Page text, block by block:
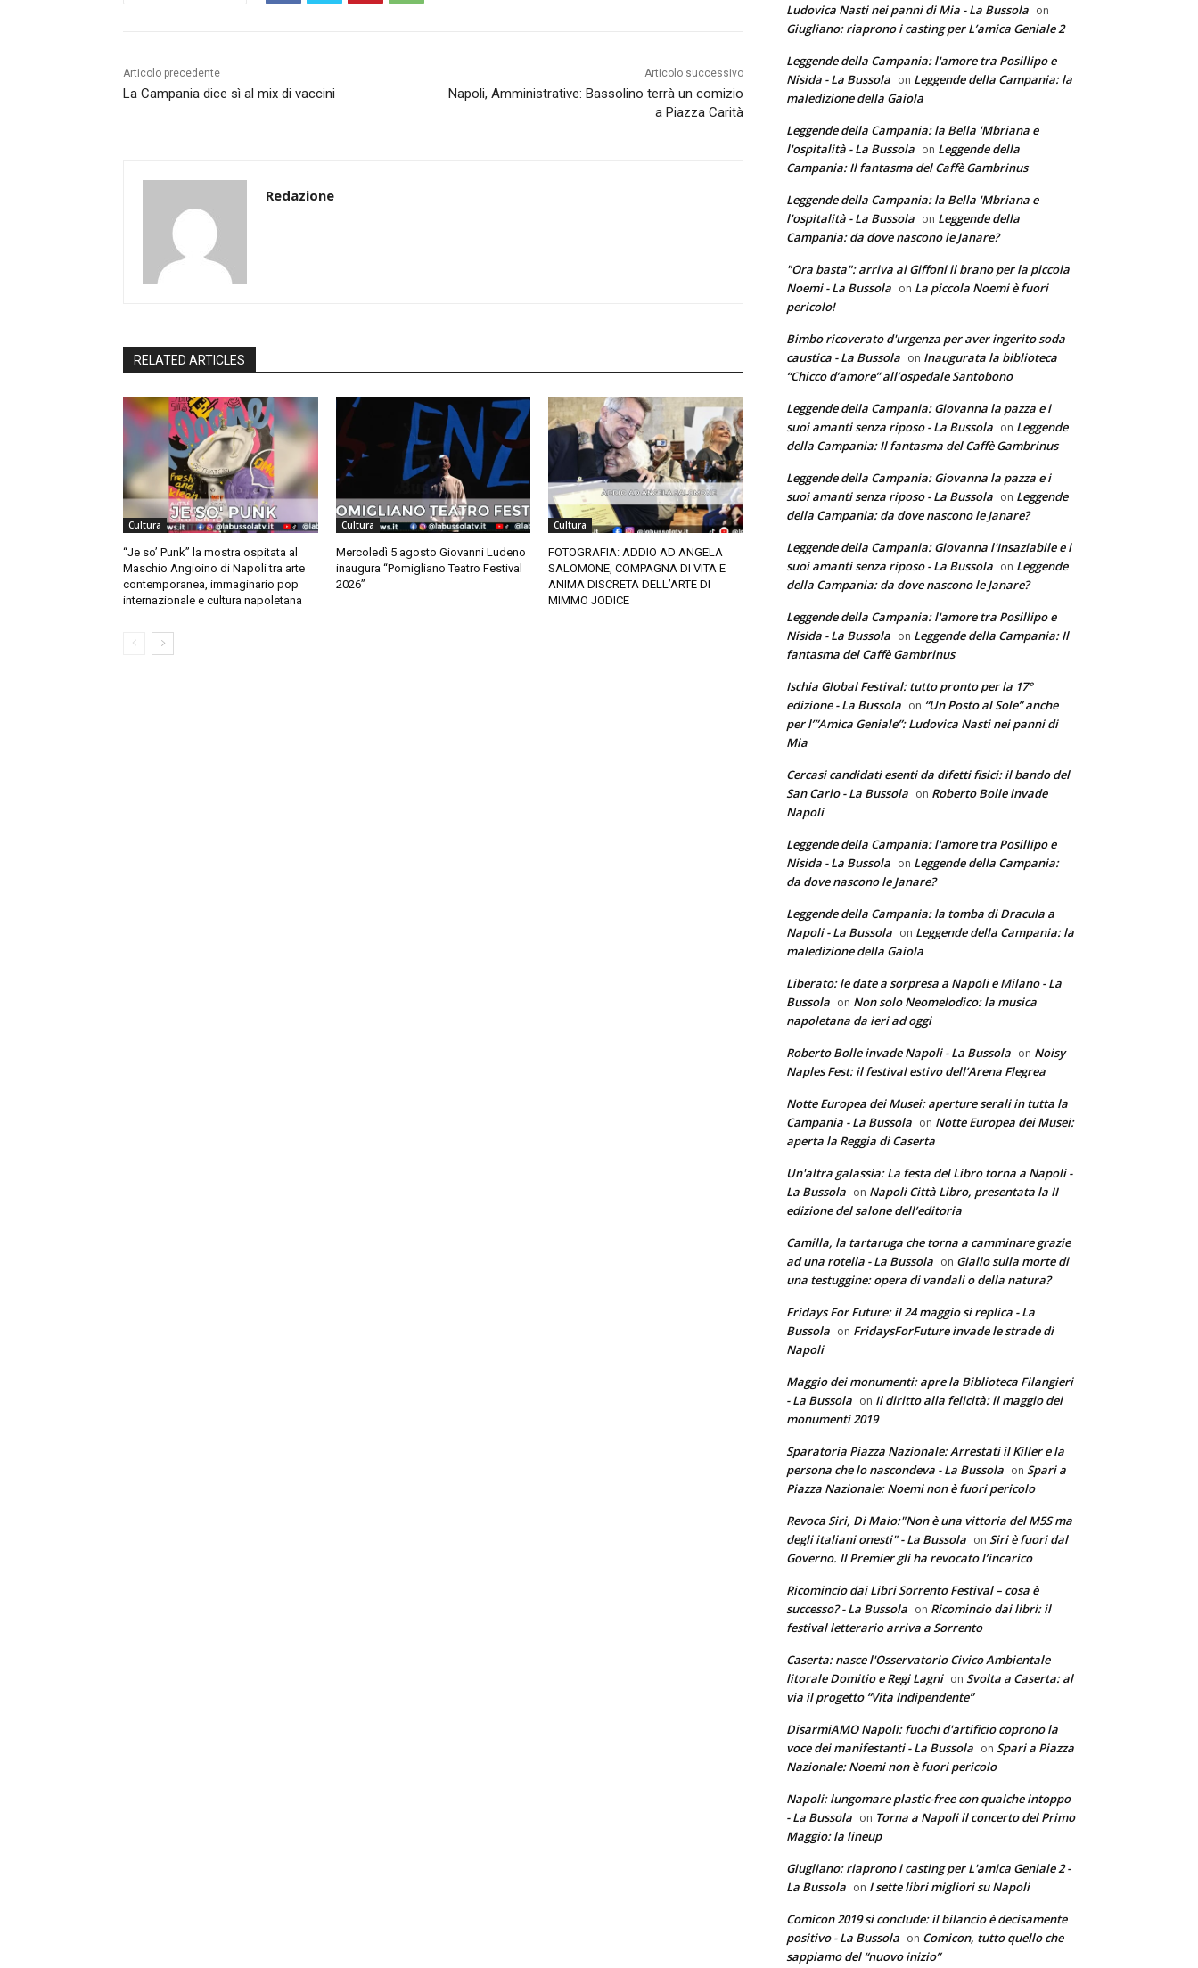
Articolo precedente
La Campania dice sì al mix di vaccini
Articolo successivo
Napoli, Amministrative: Bassolino terrà un comizio
a Piazza Carità
Redazione
RELATED ARTICLES
Cultura
“Je so’ Punk” la mostra ospitata al
Maschio Angioino di Napoli tra arte
contemporanea, immaginario pop
internazionale e cultura napoletana
Cultura
Mercoledì 5 agosto Giovanni Ludeno
inaugura “Pomigliano Teatro Festival
2026”
Cultura
FOTOGRAFIA: ADDIO AD ANGELA
SALOMONE, COMPAGNA DI VITA E
ANIMA DISCRETA DELL’ARTE DI
MIMMO JODICE
Ludovica Nasti nei panni di Mia - La Bussola on
Giugliano: riaprono i casting per L’amica Geniale 2
Leggende della Campania: l'amore tra Posillipo e
Nisida - La Bussola on Leggende della Campania: la
maledizione della Gaiola
Leggende della Campania: la Bella 'Mbriana e
l'ospitalità - La Bussola on Leggende della
Campania: Il fantasma del Caffè Gambrinus
Leggende della Campania: la Bella 'Mbriana e
l'ospitalità - La Bussola on Leggende della
Campania: da dove nascono le Janare?
"Ora basta": arriva al Giffoni il brano per la piccola
Noemi - La Bussola on La piccola Noemi è fuori
pericolo!
Bimbo ricoverato d'urgenza per aver ingerito soda
caustica - La Bussola on Inaugurata la biblioteca
“Chicco d’amore” all’ospedale Santobono
Leggende della Campania: Giovanna la pazza e i
suoi amanti senza riposo - La Bussola on Leggende
della Campania: Il fantasma del Caffè Gambrinus
Leggende della Campania: Giovanna la pazza e i
suoi amanti senza riposo - La Bussola on Leggende
della Campania: da dove nascono le Janare?
Leggende della Campania: Giovanna l'Insaziabile e i
suoi amanti senza riposo - La Bussola on Leggende
della Campania: da dove nascono le Janare?
Leggende della Campania: l'amore tra Posillipo e
Nisida - La Bussola on Leggende della Campania: Il
fantasma del Caffè Gambrinus
Ischia Global Festival: tutto pronto per la 17°
edizione - La Bussola on “Un Posto al Sole” anche
per l’”Amica Geniale”: Ludovica Nasti nei panni di
Mia
Cercasi candidati esenti da difetti fisici: il bando del
San Carlo - La Bussola on Roberto Bolle invade
Napoli
Leggende della Campania: l'amore tra Posillipo e
Nisida - La Bussola on Leggende della Campania:
da dove nascono le Janare?
Leggende della Campania: la tomba di Dracula a
Napoli - La Bussola on Leggende della Campania: la
maledizione della Gaiola
Liberato: le date a sorpresa a Napoli e Milano - La
Bussola on Non solo Neomelodico: la musica
napoletana da ieri ad oggi
Roberto Bolle invade Napoli - La Bussola on Noisy
Naples Fest: il festival estivo dell’Arena Flegrea
Notte Europea dei Musei: aperture serali in tutta la
Campania - La Bussola on Notte Europea dei Musei:
aperta la Reggia di Caserta
Un'altra galassia: La festa del Libro torna a Napoli -
La Bussola on Napoli Città Libro, presentata la II
edizione del salone dell’editoria
Camilla, la tartaruga che torna a camminare grazie
ad una rotella - La Bussola on Giallo sulla morte di
una testuggine: opera di vandali o della natura?
Fridays For Future: il 24 maggio si replica - La
Bussola on FridaysForFuture invade le strade di
Napoli
Maggio dei monumenti: apre la Biblioteca Filangieri
- La Bussola on Il diritto alla felicità: il maggio dei
monumenti 2019
Sparatoria Piazza Nazionale: Arrestati il Killer e la
persona che lo nascondeva - La Bussola on Spari a
Piazza Nazionale: Noemi non è fuori pericolo
Revoca Siri, Di Maio:"Non è una vittoria del M5S ma
degli italiani onesti" - La Bussola on Siri è fuori dal
Governo. Il Premier gli ha revocato l’incarico
Ricomincio dai Libri Sorrento Festival – cosa è
successo? - La Bussola on Ricomincio dai libri: il
festival letterario arriva a Sorrento
Caserta: nasce l'Osservatorio Civico Ambientale
litorale Domitio e Regi Lagni on Svolta a Caserta: al
via il progetto “Vita Indipendente”
DisarmiAMO Napoli: fuochi d'artificio coprono la
voce dei manifestanti - La Bussola on Spari a Piazza
Nazionale: Noemi non è fuori pericolo
Napoli: lungomare plastic-free con qualche intoppo
- La Bussola on Torna a Napoli il concerto del Primo
Maggio: la lineup
Giugliano: riaprono i casting per L'amica Geniale 2 -
La Bussola on I sette libri migliori su Napoli
Comicon 2019 si conclude: il bilancio è decisamente
positivo - La Bussola on Comicon, tutto quello che
sappiamo del “nuovo inizio”